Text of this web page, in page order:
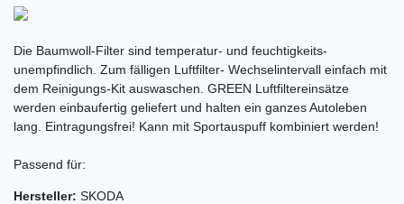
Die Baumwoll-Filter sind temperatur- und feuchtigkeits-
unempfindlich. Zum fälligen Luftfilter- Wechselintervall einfach mit
dem Reinigungs-Kit auswaschen. GREEN Luftfiltereinsätze
werden einbaufertig geliefert und halten ein ganzes Autoleben
lang. Eintragungsfrei! Kann mit Sportauspuff kombiniert werden!
Passend für:
Hersteller: SKODA